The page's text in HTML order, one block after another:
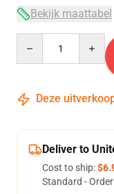
Bekijk maattabel
Deze
Deliver to
Cost to ship:
Standard -